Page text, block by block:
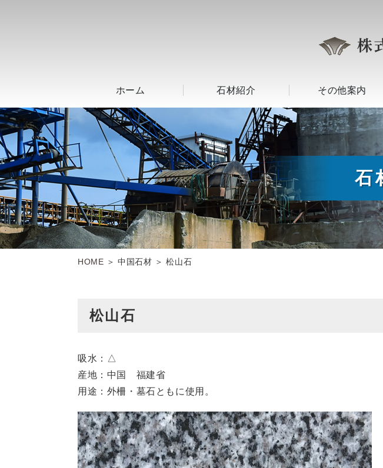
ホーム 石材紹介 その他案内
石
HOME ＞ 中国石材 ＞ 松山石
松山石
吸水：△
産地：中国 福建省
用途：外柵・墓石ともに使用。